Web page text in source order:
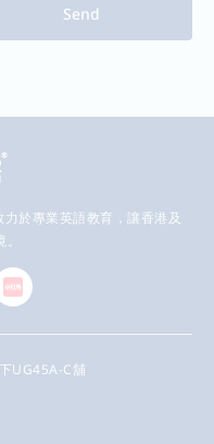
Send
於專業英語教育，讓香港及
UG45A-C舖